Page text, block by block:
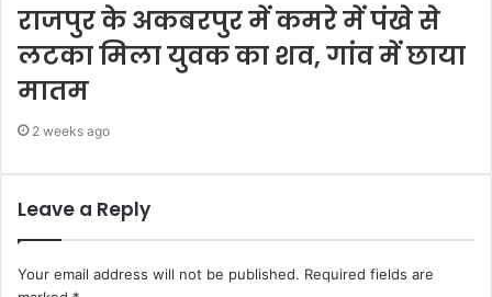
राजपुर के अकबरपुर में कमरे में पंखे से
लटका मिला युवक का शव, गांव में छाया
मातम
2 weeks ago
Leave a Reply
Your email address will not be published. Required fields are